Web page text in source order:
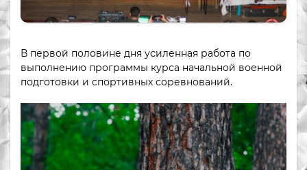
В первой половине дня усиленная работа по
выполнению программы курса начальной военной
подготовки и спортивных соревнований.